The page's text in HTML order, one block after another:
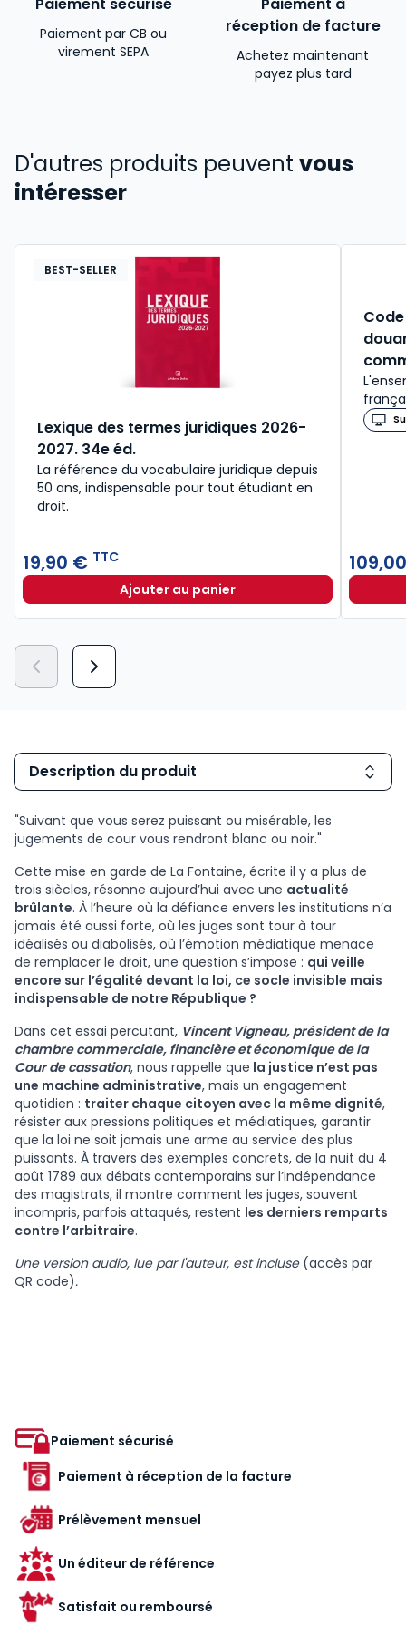
Paiement par CB ou
virement SEPA
réception de facture
Achetez maintenant
payez plus tard
D'autres produits peuvent vous
intéresser
BEST-SELLER
Lexique des termes juridiques 2026-
2027. 34e éd.
La référence du vocabulaire juridique depuis
50 ans, indispensable pour tout étudiant en
droit.​
19,90 € TTC
Ajouter au panierLexique des termes juridiques
Description du produit
"Suivant que vous serez puissant ou misérable, les
jugements de cour vous rendront blanc ou noir."
Cette mise en garde de La Fontaine, écrite il y a plus de
trois siècles, résonne aujourd’hui avec une actualité
brûlante. À l’heure où la défiance envers les institutions n’a
jamais été aussi forte, où les juges sont tour à tour
idéalisés ou diabolisés, où l’émotion médiatique menace
de remplacer le droit, une question s’impose : qui veille
encore sur l’égalité devant la loi, ce socle invisible mais
indispensable de notre République ?
Dans cet essai percutant, Vincent Vigneau, président de la
chambre commerciale, financière et économique de la
Cour de cassation, nous rappelle que la justice n’est pas
une machine administrative, mais un engagement
quotidien : traiter chaque citoyen avec la même dignité,
résister aux pressions politiques et médiatiques, garantir
que la loi ne soit jamais une arme au service des plus
puissants. À travers des exemples concrets, de la nuit du 4
août 1789 aux débats contemporains sur l’indépendance
des magistrats, il montre comment les juges, souvent
incompris, parfois attaqués, restent les derniers remparts
contre l’arbitraire.
Une version audio, lue par l'auteur, est incluse (accès par
QR code).
Paiement sécurisé
Paiement à réception de la facture
Prélèvement mensuel
Un éditeur de référence
Satisfait ou remboursé